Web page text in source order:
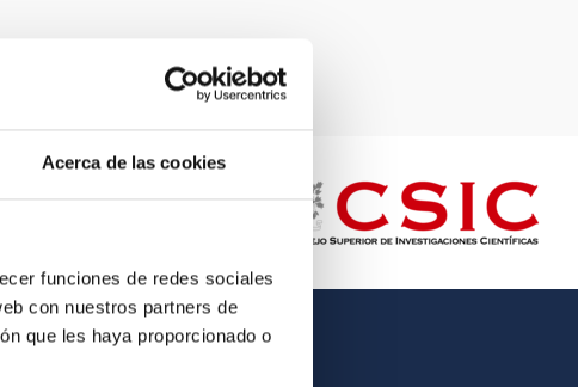
Acerca de las cookies
funciones de redes sociales
con nuestros partners de
que les haya proporcionado o